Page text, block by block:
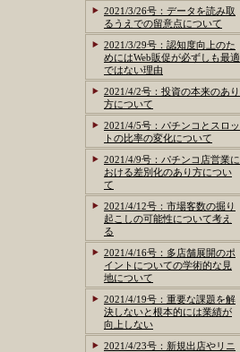
2021/3/26号：データを読み取
るうえでの留意点について
2021/3/29号：認知度向上のた
めにはWeb販促が必ずしも最適
ではない理由
2021/4/2号：投資の本来のあり
方について
2021/4/5号：パチンコとスロッ
トの比率の変化について
2021/4/9号：パチンコ店営業に
おける差別化のあり方につい
て
2021/4/12号：市場客数の掘り
起こしの可能性について考え
る
2021/4/16号：多店舗展開のポ
イントについての学術的な見
地について
2021/4/19号：重要な課題を解
決しないと根本的には業績が
向上しない
2021/4/23号：新規出店やリニ